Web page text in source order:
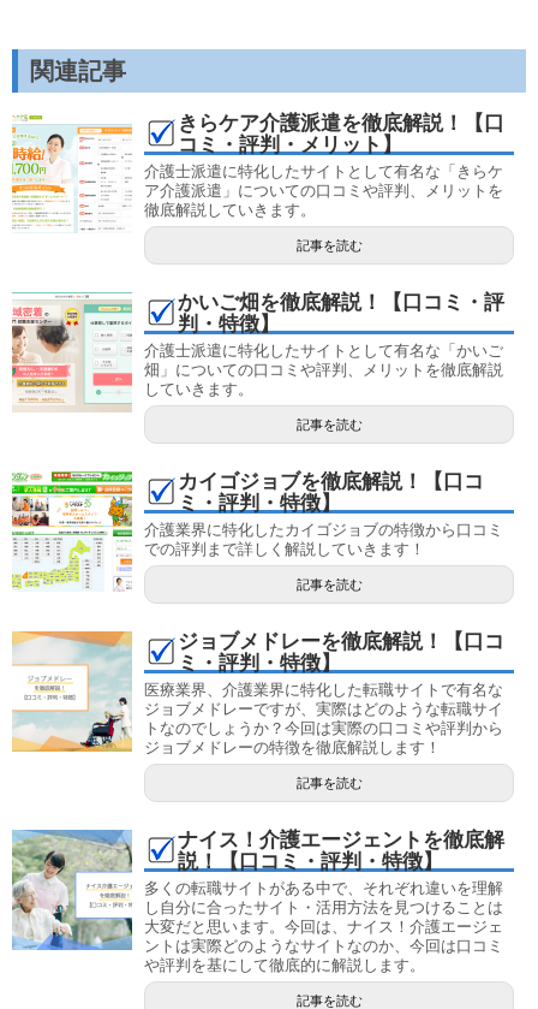
関連記事
きらケア介護派遣を徹底解説！【口
コミ・評判・メリット】
介護士派遣に特化したサイトとして有名な「きらケ
ア介護派遣」についての口コミや評判、メリットを
徹底解説していきます。
記事を読む
かいご畑を徹底解説！【口コミ・評
判・特徴】
介護士派遣に特化したサイトとして有名な「かいご
畑」についての口コミや評判、メリットを徹底解説
していきます。
記事を読む
カイゴジョブを徹底解説！【口コ
ミ・評判・特徴】
介護業界に特化したカイゴジョブの特徴から口コミ
での評判まで詳しく解説していきます！
記事を読む
ジョブメドレーを徹底解説！【口コ
ミ・評判・特徴】
医療業界、介護業界に特化した転職サイトで有名な
ジョブメドレーですが、実際はどのような転職サイ
トなのでしょうか？今回は実際の口コミや評判から
ジョブメドレーの特徴を徹底解説します！
記事を読む
ナイス！介護エージェントを徹底解
説！【口コミ・評判・特徴】
多くの転職サイトがある中で、それぞれ違いを理解
し自分に合ったサイト・活用方法を見つけることは
大変だと思います。今回は、ナイス！介護エージェ
ントは実際どのようなサイトなのか、今回は口コミ
や評判を基にして徹底的に解説します。
記事を読む